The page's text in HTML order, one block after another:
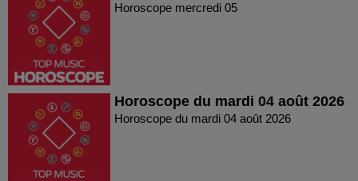
Horoscope mercredi 05
Horoscope du mardi 04 août 2026
Horoscope du mardi 04 août 2026